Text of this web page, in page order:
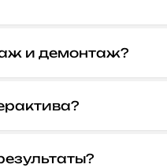
и демонтаж?